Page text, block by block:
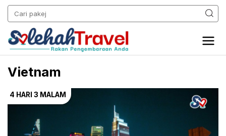
Vietnam
4 HARI 3 MALAM